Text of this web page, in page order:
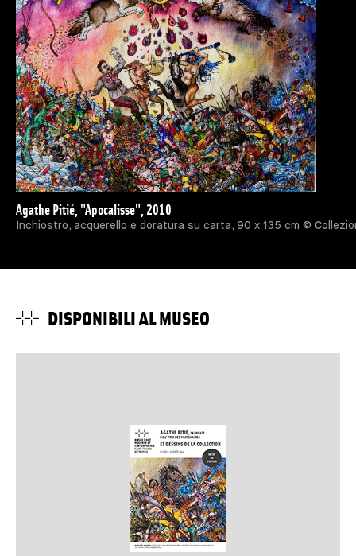
Agathe Pitié, "Apocalisse", 2010
Inchiostro, acquerello e doratura su carta, 90 x 135 cm ©
DISPONIBILI AL MUSEO